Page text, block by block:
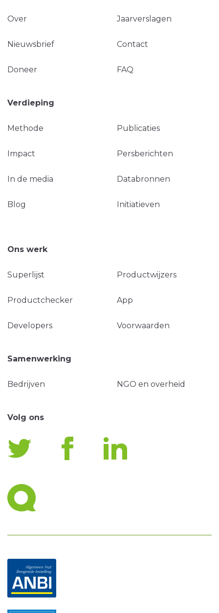
Over Jaarverslagen
Nieuwsbrief Contact
Doneer FAQ
Verdieping
Methode Publicaties
Impact Persberichten
In de media Databronnen
Blog Initiatieven
Ons werk
Superlijst Productwijzers
Productchecker App
Developers Voorwaarden
Samenwerking
Bedrijven NGO en overheid
Volg ons